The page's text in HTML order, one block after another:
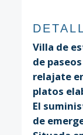
Villa de
de
relajate
platos
El
de